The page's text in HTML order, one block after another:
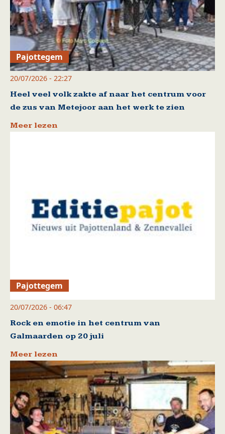
Pajottegem
20/07/2026 - 22:27
Heel veel volk zakte af naar het centrum voor
de zus van Metejoor aan het werk te zien
Meer lezen
Pajottegem
20/07/2026 - 06:47
Rock en emotie in het centrum van
Galmaarden op 20 juli
Meer lezen